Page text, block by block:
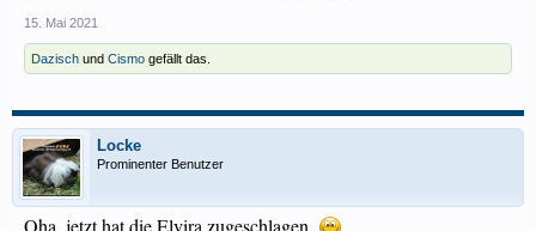
15. Mai 2021
Dazisch und Cismo gefällt das.
Locke
Prominenter Benutzer
Oha, jetzt hat die Elvira zugeschlagen.